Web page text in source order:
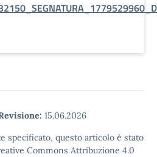
15.06.2026
specificato, questo articolo è stato
Commons Attribuzione 4.0